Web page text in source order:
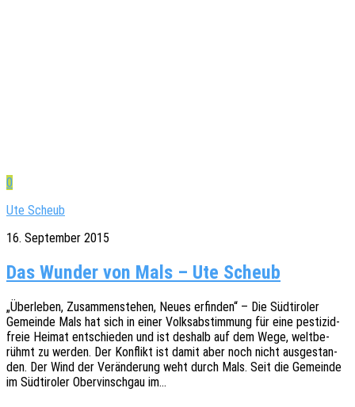
0
Ute Scheub
16. September 2015
Das Wunder von Mals – Ute Scheub
„Über­le­ben, Zusam­men­ste­hen, Neues erfin­den“ – Die Südti­ro­ler
Gemein­de Mals hat sich in einer Volks­ab­stim­mung für eine pesti­zid­
freie Heimat entschie­den und ist deshalb auf dem Wege, welt­be­
rühmt zu werden. Der Konflikt ist damit aber noch nicht ausge­stan­
den. Der Wind der Verän­de­rung weht durch Mals. Seit die Gemein­de
im Südti­ro­ler Ober­vinsch­gau im…